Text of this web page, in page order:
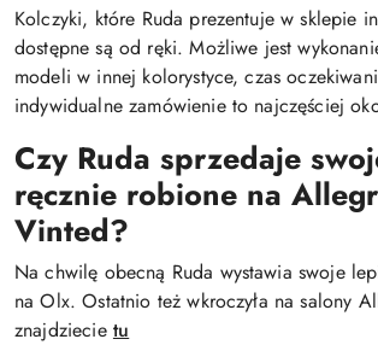
Kolczyki, które Ruda prezentuje w sklepie
dostępne są od ręki. Możliwe jest
modeli w innej kolorystyce, czas
indywidualne zamówienie to najczęściej
Czy Ruda sprzedaje
ręcznie robione na
Vinted?
Na chwilę obecną Ruda wystawia swoje
na Olx. Ostatnio też wkroczyła na salony
znajdziecie tu